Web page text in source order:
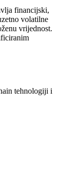
financijski,
volatilne
vrijednost.
tehnologiji i